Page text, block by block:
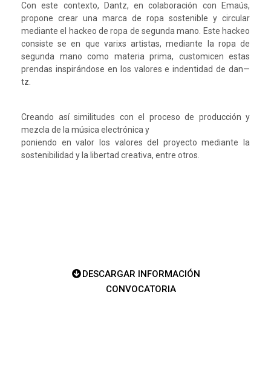
Con este contexto, Dantz, en colaboración con Emaús,
propone crear una marca de ropa sostenible y circular
mediante el hackeo de ropa de segunda mano. Este hackeo
consiste se en que varixs artistas, mediante la ropa de
segunda mano como materia prima, customicen estas
prendas inspirándose en los valores e indentidad de dan—
tz.
Creando así similitudes con el proceso de producción y
mezcla de la música electrónica y
poniendo en valor los valores del proyecto mediante la
sostenibilidad y la libertad creativa, entre otros.
DESCARGAR INFORMACIÓN
CONVOCATORIA